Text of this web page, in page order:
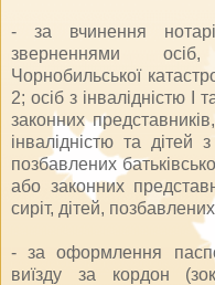
- за вчинення
зверненнями
Чорнобильської
2; осіб з інвалідністю I
законних
інвалідністю та дітей з
позбавлених
або законних
сиріт, дітей,
- за оформлення
виїзду за кордон